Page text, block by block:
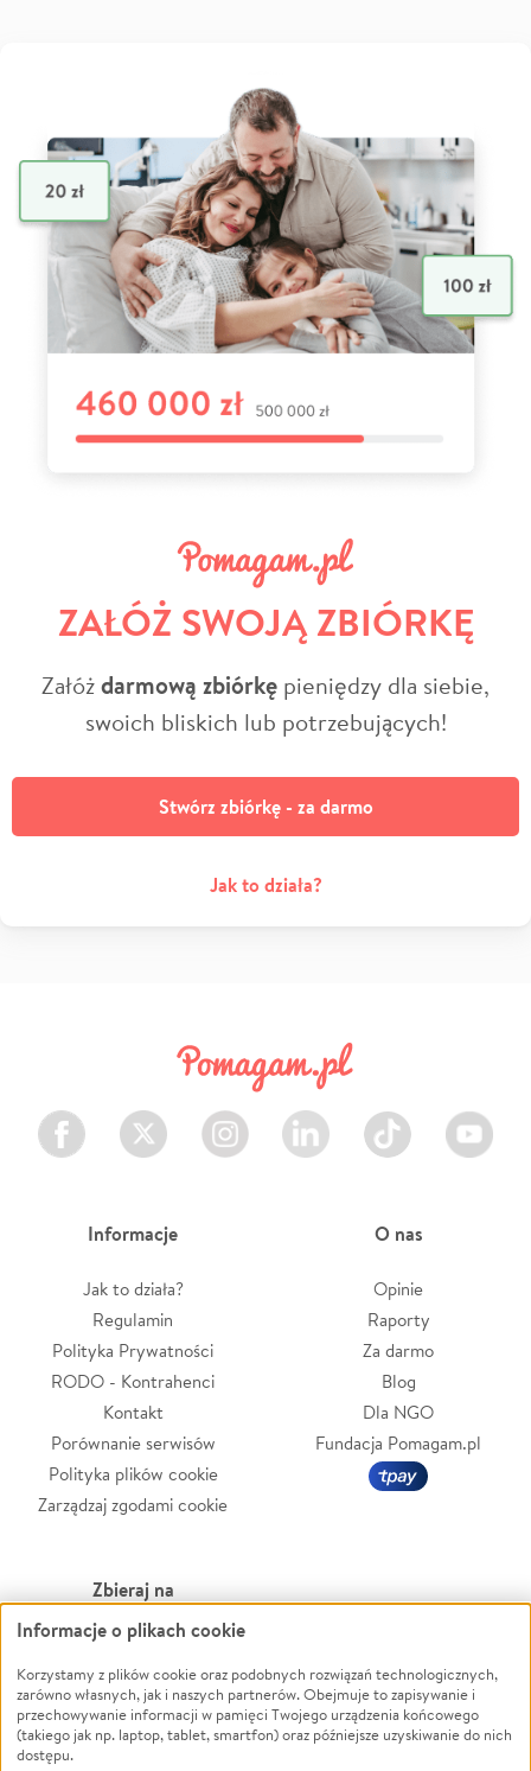
ZAŁÓŻ SWOJĄ ZBIÓRKĘ
Załóżdarmową zbiórkę pieniędzy dla siebie,
swoich bliskich lub potrzebujących!
Stwórz zbiórkę - za darmo
Jak to działa?
Facebook Twitter Instagram LinkedIn TikTok Youtube
Informacje
Jak to działa?
Regulamin
Polityka Prywatności
RODO - Kontrahenci
Kontakt
Porównanie serwisów
Polityka plików cookie
Zarządzaj zgodami cookie
O nas
Opinie
Raporty
Za darmo
Blog
Dla NGO
Fundacja Pomagam.pl
Zbieraj na
Leczenie
Zwierzęta
Pożar
Ukraina
Powódź
Wichura
NGO
Informacje o plikach cookie
Korzystamy z plików cookie oraz podobnych rozwiązań technologicznych,
zarówno własnych, jak i naszych partnerów. Obejmuje to zapisywanie i
przechowywanie informacji w pamięci Twojego urządzenia końcowego
(takiego jak np. laptop, tablet, smartfon) oraz późniejsze uzyskiwanie do nich
dostępu.